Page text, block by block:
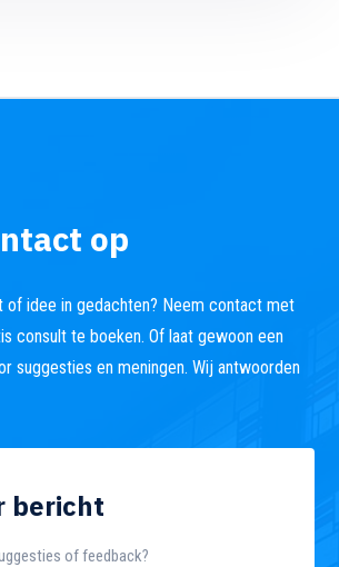
op
idee in gedachten? Neem contact met
consult te boeken. Of laat gewoon een
suggesties en meningen. Wij antwoorden
bericht
of feedback?